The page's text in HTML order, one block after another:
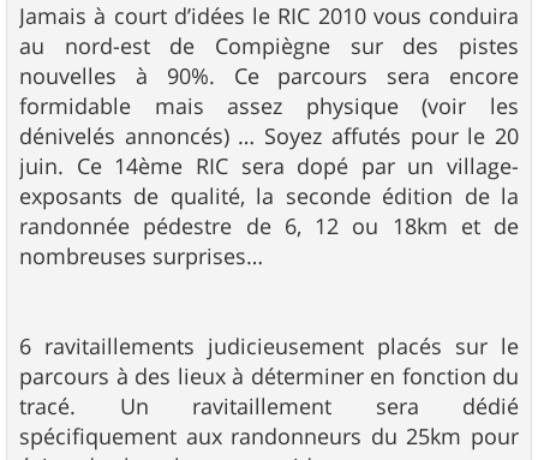
Jamais à court d’idées le RIC 2010 vous conduira
au nord-est de Compiègne sur des pistes
nouvelles à 90%. Ce parcours sera encore
formidable mais assez physique (voir les
dénivelés annoncés) … Soyez affutés pour le 20
juin. Ce 14ème RIC sera dopé par un village-
exposants de qualité, la seconde édition de la
randonnée pédestre de 6, 12 ou 18km et de
nombreuses surprises…
6 ravitaillements judicieusement placés sur le
parcours à des lieux à déterminer en fonction du
tracé. Un ravitaillement sera dédié
spécifiquement aux randonneurs du 25km pour